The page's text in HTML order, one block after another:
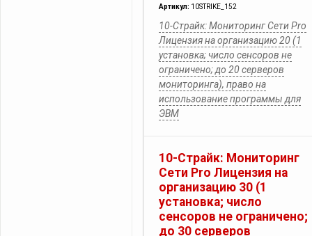
Артикул: 10STRIKE_152
10-Страйк: Мониторинг Сети Pro
Лицензия на организацию 20 (1
установка; число сенсоров не
ограничено; до 20 серверов
мониторинга), право на
использование программы для
ЭВМ
10-Страйк: Мониторинг
Сети Pro Лицензия на
организацию 30 (1
установка; число
сенсоров не ограничено;
до 30 серверов